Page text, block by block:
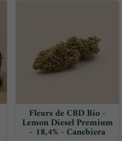
Fleurs de CBD Bio -
Lemon Diesel Premium
- 18,4% - Canebiera